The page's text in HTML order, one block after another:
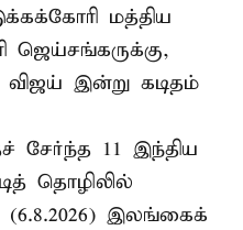
மத்திய
ஜெய்சங்கருக்கு,
இன்று கடிதம்
சேர்ந்த 11 இந்திய
தொழிலில்
(6.8.2026) இலங்கைக்